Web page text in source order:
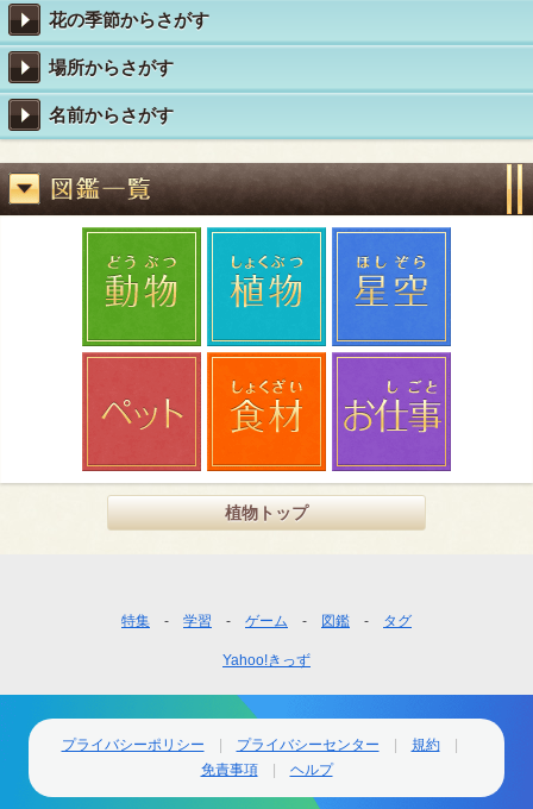
花の季節からさがす
場所からさがす
名前からさがす
植物トップ
ー
ナ
ビ
特集 学習 ゲーム 図鑑 タグ
Yahoo!きっず
プライバシーポリシー プライバシーセンター
規約
免責事項
ヘルプ